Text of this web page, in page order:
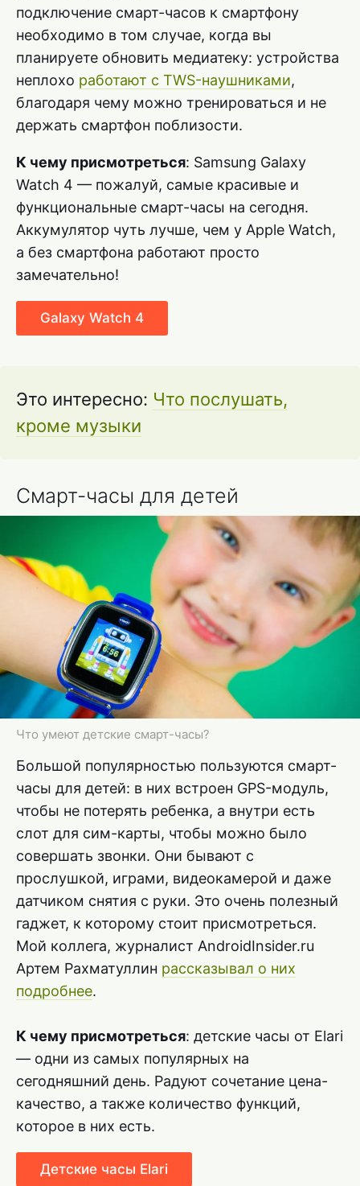
подключение смарт-часов к смартфону
необходимо в том случае, когда вы
планируете обновить медиатеку: устройства
неплохо работают с TWS-наушниками,
благодаря чему можно тренироваться и не
держать смартфон поблизости.
К чему присмотреться: Samsung Galaxy
Watch 4 — пожалуй, самые красивые и
функциональные смарт-часы на сегодня.
Аккумулятор чуть лучше, чем у Apple Watch,
а без смартфона работают просто
замечательно!
Galaxy Watch 4
Это интересно: Что послушать,
кроме музыки
Смарт-часы для детей
Что умеют детские смарт-часы?
Большой популярностью пользуются смарт-
часы для детей: в них встроен GPS-модуль,
чтобы не потерять ребенка, а внутри есть
слот для сим-карты, чтобы можно было
совершать звонки. Они бывают с
прослушкой, играми, видеокамерой и даже
датчиком снятия с руки. Это очень полезный
гаджет, к которому стоит присмотреться.
Мой коллега, журналист AndroidInsider.ru
Артем Рахматуллин рассказывал о них
подробнее.
К чему присмотреться: детские часы от Elari
— одни из самых популярных на
сегодняшний день. Радуют сочетание цена-
качество, а также количество функций,
которое в них есть.
Детские часы Elari